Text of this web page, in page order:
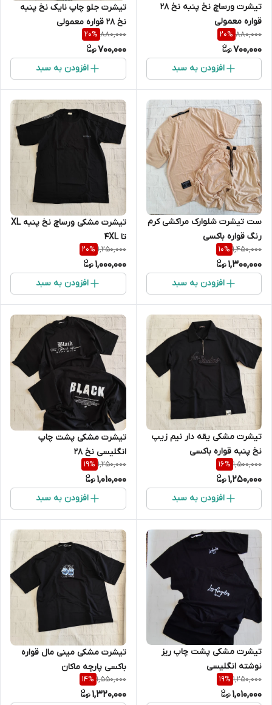
تیشرت ورساچ نخ پنبه نخ 28
قواره معمولی
880,000
20%
700,000
افزودن به سبد
تیشرت جلو چاپ نایک نخ پنبه
نخ 28 قواره معمولی
880,000
20%
700,000
افزودن به سبد
ست تیشرت شلوارک مراکشی کرم
رنگ قواره باکسی
1,450,000
10%
1,300,000
افزودن به سبد
تیشرت مشکی ورساچ نخ پنبه XL
تا 4XL
1,250,000
20%
1,000,000
افزودن به سبد
تیشرت مشکی یقه دار نیم زیپ
نخ پنبه قواره باکسی
1,500,000
16%
1,250,000
افزودن به سبد
تیشرت مشکی پشت چاپ
انگلیسی نخ 28
1,250,000
19%
1,010,000
افزودن به سبد
تیشرت مشکی پشت چاپ ریز
نوشته انگلیسی
1,250,000
19%
1,010,000
تیشرت مشکی مینی مال قواره
باکسی پارچه ماکان
1,550,000
14%
1,320,000